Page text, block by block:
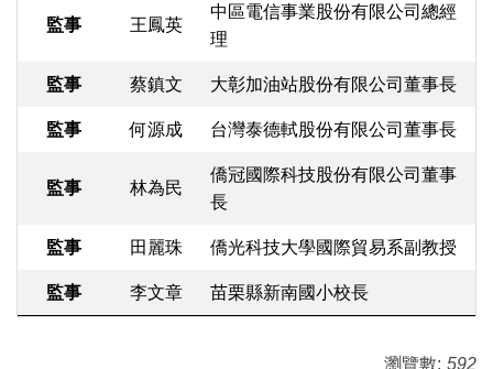
監事 王鳳英
中區電信事業股份有限公司總經
理
監事 蔡鎮文 大彰加油站股份有限公司董事長
監事 何源成 台灣泰德軾股份有限公司董事長
監事 林為民
僑冠國際科技股份有限公司董事
長
監事 田麗珠 僑光科技大學國際貿易系副教授
監事 李文章 苗栗縣新南國小校長
瀏覽數: 592